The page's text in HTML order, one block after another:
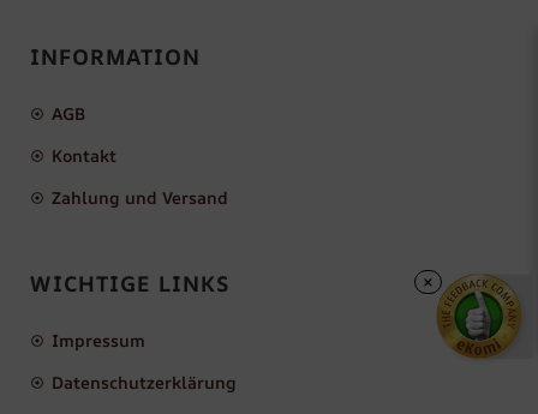
INFORMATION
AGB
Kontakt
Zahlung und Versand
WICHTIGE LINKS
Impressum
Datenschutzerklärung
×